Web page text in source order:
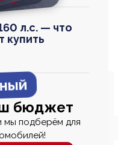
л.с. — что
купить
бюджет
мы подберём для